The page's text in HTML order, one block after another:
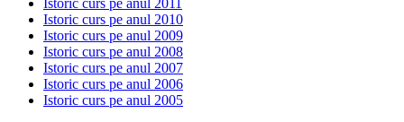
Istoric curs pe anul 2011
Istoric curs pe anul 2010
Istoric curs pe anul 2009
Istoric curs pe anul 2008
Istoric curs pe anul 2007
Istoric curs pe anul 2006
Istoric curs pe anul 2005